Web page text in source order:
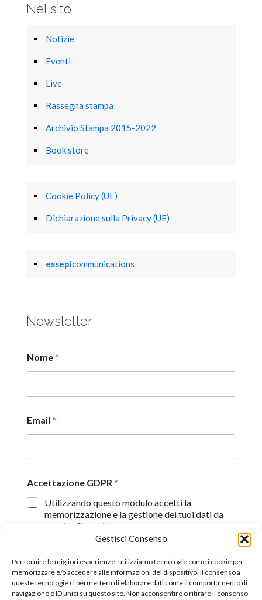
Gestisci Consenso
Per fornire le migliori esperienze, utilizziamo tecnologie come i cookie per
memorizzare e/o accedere alle informazioni del dispositivo. Il consenso a
queste tecnologie ci permetterà di elaborare dati come il comportamento di
navigazione o ID unici su questo sito. Non acconsentire o ritirare il consenso
Nel sito
Notizie
Eventi
Live
Rassegna stampa
Archivio Stampa 2015-2022
Book store
Cookie Policy (UE)
Dichiarazione sulla Privacy (UE)
essepicommunications
Newsletter
Nome*
Email *
Accettazione GDPR*
Utilizzando questo modulo accetti la
memorizzazione e la gestione dei tuoi dati da
questo sito web.
Proseguendo, dichiaro di aver preso visione
Invia